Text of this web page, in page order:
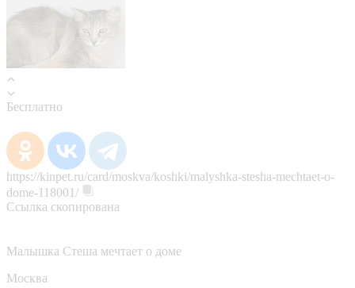
Бесплатно
https://kinpet.ru/card/moskva/koshki/malyshka-stesha-mechtaet-o-
dome-118001/
Ссылка скопирована
Малышка Стеша мечтает о доме
Москва